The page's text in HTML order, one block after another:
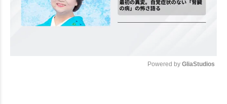
Powered by GliaStudios